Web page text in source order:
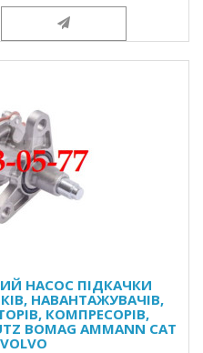
НАСОС ПІДКАЧКИ
НАВАНТАЖУВАЧІВ,
КОМПРЕСОРІВ,
BOMAG AMMANN CAT